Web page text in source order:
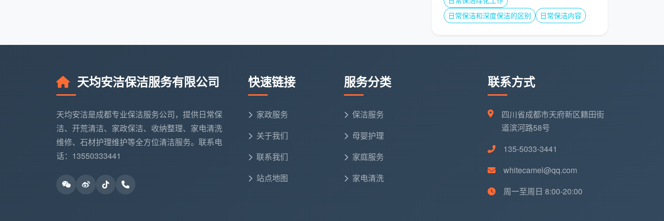
隙积尘，不再是单纯加大力气擦拭，而是依靠物理高温与专用药剂充分作用，在保障材质不受损的前
服务保障清晰，无模糊计价
戴口罩、发套，动作流程化，服务结束时还会邀请客户逐项验收。对于初次体验深度清洁的成都家庭
而言，这样的透明化极大地降低了信任成本。
让家回归深度洁净的本质
家中的空气、织物和角落，都影响着日常生活的质感。一次完整的 成都深度保洁家政上门服务
并非简单地擦扫，而是以专业方式重构一个低敏、透亮的空间。成都天均安洁保洁始终从看不见的地
日常保洁和深度保洁的区别
日常保洁内容
天均安洁保洁服务有限公司
天均安洁是成都专业保洁服务公司，提供日常保
洁、开荒清洁、家政保洁、收纳整理、家电清洗
维修、石材护理维护等全方位清洁服务。联系电
话：13550333441
快速链接
家政服务
关于我们
联系我们
站点地图
服务分类
保洁服务
母婴护理
家庭服务
家电清洗
联系方式
四川省成都市天府新区籍田街
道滨河路58号
135-5033-3441
whitecamel@qq.com
周一至周日 8:00-20:00